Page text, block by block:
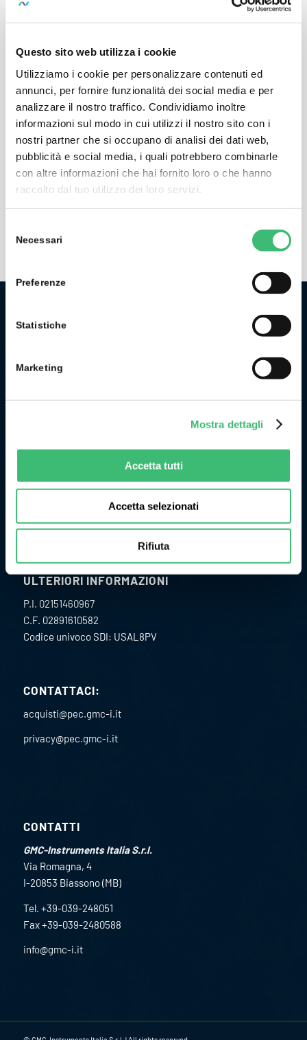
Questo sito web utilizza i cookie
Utilizziamo i cookie per personalizzare contenuti ed
annunci, per fornire funzionalità dei social media e per
analizzare il nostro traffico. Condividiamo inoltre
informazioni sul modo in cui utilizzi il nostro sito con i
nostri partner che si occupano di analisi dei dati web,
pubblicità e social media, i quali potrebbero combinarle
con altre informazioni che hai fornito loro o che hanno
raccolto dal tuo utilizzo dei loro servizi.
delNecessari
Preferenze
Statistiche
Marketing
Mostra dettagli
Accetta tutti
Accetta selezionati
Rifiuta
KINAX WT720
Trasduttore di misura per angolo di rotazione,
montaggio su superficie piana, programmabile,
CHI SIAMO
tedesco/svizzero
, ed opera nel
uno dei più importanti gruppi industriali della Germania.
Originariamente l’attività di GMC Instruments ebbe inizio nel
punto di riferimento per il mercato dell’impiantistica
misura ed il controllo delle grandezze fisiche di processo.
ULTERIORI INFORMAZIONI
P.I. 02151460967
C.F. 02891610582
Codice univoco SDI: USAL8PV
CONTATTACI:
acquisti@pec.gmc-i.it
privacy@pec.gmc-i.it
CONTATTI
GMC-Instruments Italia S.r.l.
Via Romagna, 4
I-20853 Biassono (MB)
Tel. +39-039-248051
Fax +39-039-2480588
info@gmc-i.it